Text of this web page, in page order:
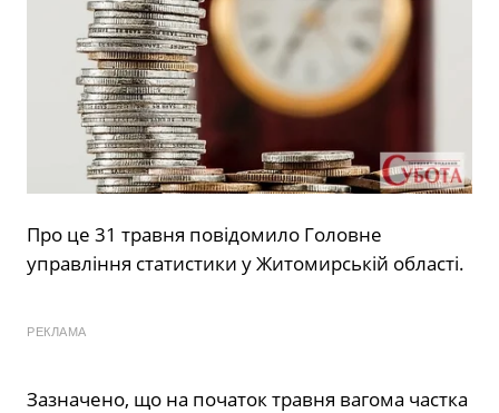
Про це 31 травня повідомило Головне
управління статистики у Житомирській області.
РЕКЛАМА
Зазначено, що на початок травня вагома частка